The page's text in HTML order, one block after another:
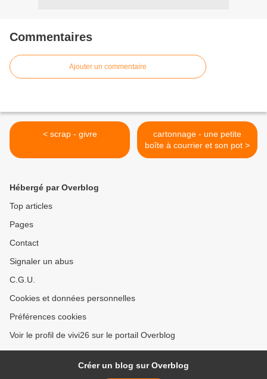
Commentaires
Ajouter un commentaire
< scrap - givre
cartonnage - une petite
boîte à courrier et son pot >
Hébergé par Overblog
Top articles
Pages
Contact
Signaler un abus
C.G.U.
Cookies et données personnelles
Préférences cookies
Voir le profil de vivi26 sur le portail Overblog
Créer un blog sur Overblog